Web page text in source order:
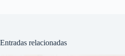
Entradas relacionadas